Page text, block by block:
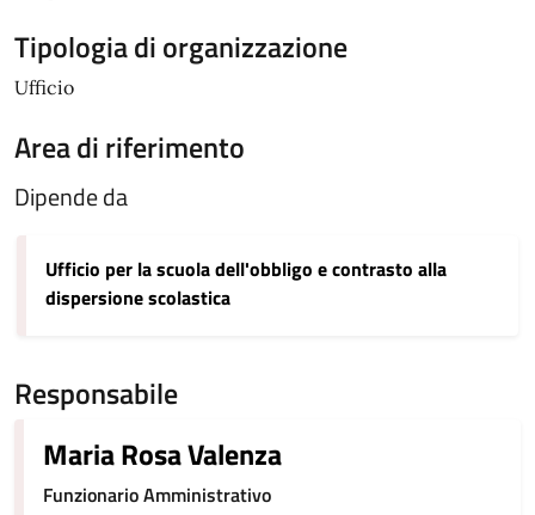
Tipologia di organizzazione
Ufficio
Area di riferimento
Dipende da
Ufficio per la scuola dell'obbligo e contrasto alla
dispersione scolastica
Responsabile
Maria Rosa Valenza
Funzionario Amministrativo